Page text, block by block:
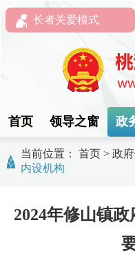
长者关爱模式
首页 领导之窗 政
当前位置： 首页 > 政
内设机构
2024年修山镇